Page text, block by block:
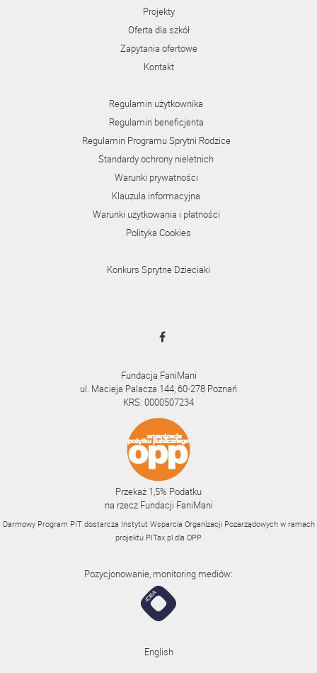
Projekty
Oferta dla szkół
Zapytania ofertowe
Kontakt
Regulamin użytkownika
Regulamin beneficjenta
Regulamin Programu Sprytni Rodzice
Standardy ochrony nieletnich
Warunki prywatności
Klauzula informacyjna
Warunki użytkowania i płatności
Polityka Cookies
Konkurs Sprytne Dzieciaki
Fundacja FaniMani
ul. Macieja Palacza 144, 60-278 Poznań
KRS: 0000507234
Przekaż 1,5% Podatku
na rzecz Fundacji FaniMani
Darmowy Program PIT dostarcza Instytut Wsparcia Organizacji Pozarządowych w ramach
projektu PITax.pl dla OPP
Pozycjonowanie, monitoring mediów:
English